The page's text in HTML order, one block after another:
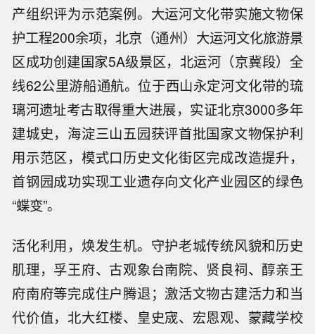
产组织评为示范案例。大运河文化带实施文物保
护工程200余项，北京（通州）大运河文化旅游景
区成功创建国家5A级景区，北运河（京冀段）全
线62公里游船通航。位于西山永定河文化带的琉
璃河遗址考古取得重大进展，实证北京3000多年
建城史，海淀三山五园获评首批国家文物保护利
用示范区，模式口历史文化街区完成改造提升，
首钢园成功实现工业遗存向文化产业园区的绿色
“蝶变”。
活化利用，焕发生机。守护老城传统风貌和历史
肌理，孚王府、古观象台南院、贤良祠、醇亲王
府南府等完成住户腾退；激活文物古建活力和当
代价值，北大红楼、皇史宬、宏恩观、蒙藏学校